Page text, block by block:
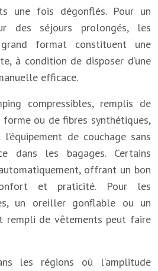
une fois dégonflés. Pour un
des séjours prolongés, les
format constituent une
à condition de disposer d’une
efficace.
compressibles, remplis de
forme ou de fibres synthétiques,
de couchage sans
dans les bagages. Certains
offrant un bon
et praticité. Pour les
un oreiller gonflable ou un
rempli de vêtements peut faire
les régions où l’amplitude